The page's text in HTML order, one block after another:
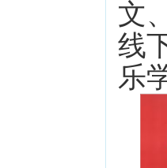
文
线
乐